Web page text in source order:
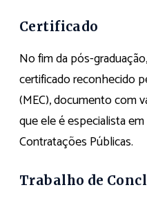
Certificado
No fim da pós-
certificado reconhecido
(MEC), documento com
que ele é especialista
Contratações Públicas.
Trabalho de